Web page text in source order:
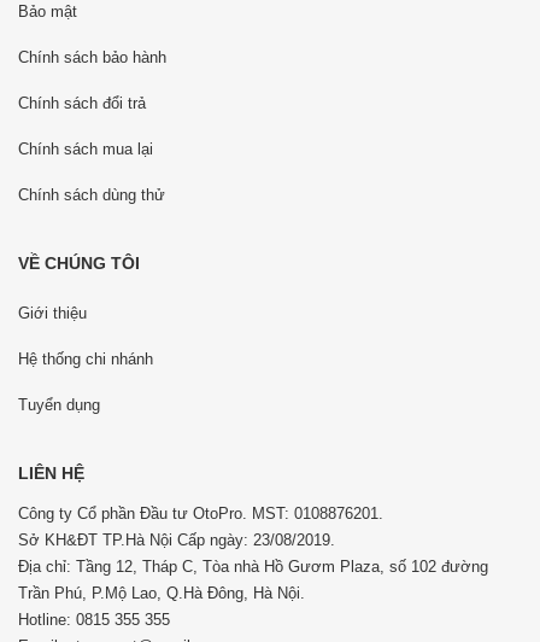
Bảo mật
Chính sách bảo hành
Chính sách đổi trả
Chính sách mua lại
Chính sách dùng thử
VỀ CHÚNG TÔI
Giới thiệu
Hệ thống chi nhánh
Tuyển dụng
LIÊN HỆ
Công ty Cổ phần Đầu tư OtoPro. MST: 0108876201.
Sở KH&ĐT TP.Hà Nội Cấp ngày: 23/08/2019.
Địa chỉ: Tầng 12, Tháp C, Tòa nhà Hồ Gươm Plaza, số 102 đường
Trần Phú, P.Mộ Lao, Q.Hà Đông, Hà Nội.
Hotline: 0815 355 355